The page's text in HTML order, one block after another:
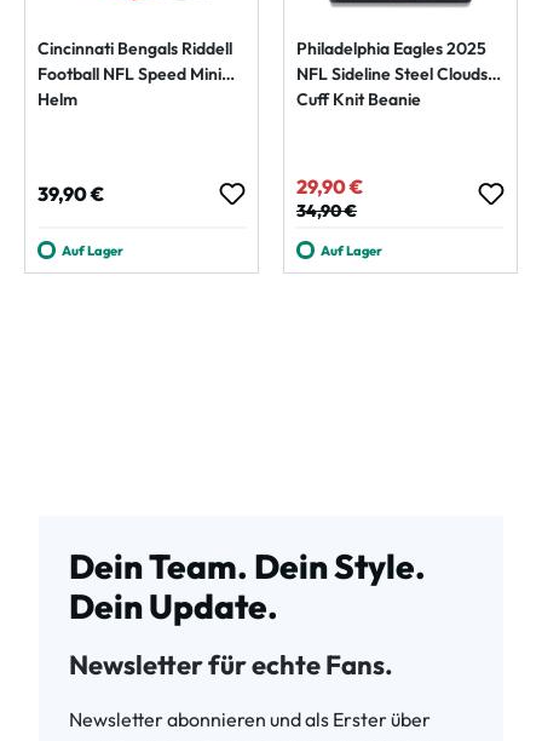
Cincinnati Bengals Riddell
Football NFL Speed Mini
Helm
Regulärer Preis:
39,90 €
Auf Lager
Philadelphia Eagles 2025
NFL Sideline Steel Clouds
Cuff Knit Beanie
Verkaufspreis:
29,90 €
Regulärer Preis:
34,90 €
Auf Lager
Dein Team. Dein Style.
Dein Update.
Newsletter für echte Fans.
Newsletter abonnieren und als Erster über